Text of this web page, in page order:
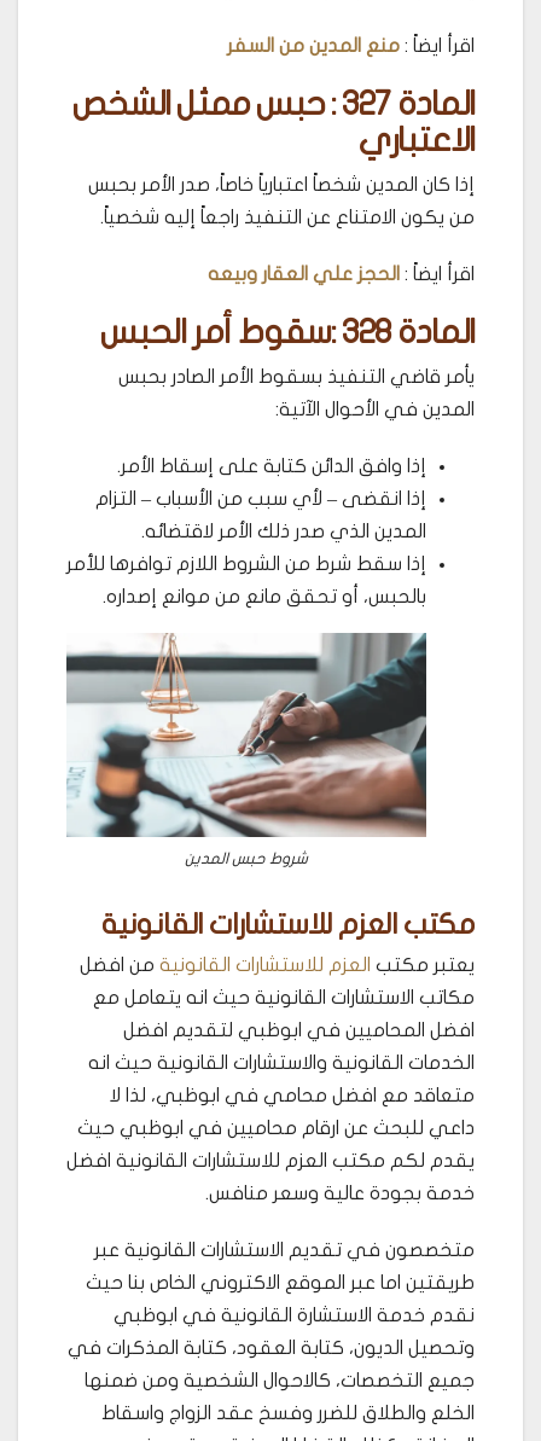
اقرأ ايضاً : منع المدين من السفر
المادة 327 : حبس ممثل الشخص
الاعتباري
إذا كان المدين شخصاً اعتبارياً خاصاً، صدر الأمر بحبس
من يكون الامتناع عن التنفيذ راجعاً إليه شخصياً.
اقرأ ايضاً : الحجز علي العقار وبيعه
المادة 328 : سقوط أمر الحبس
يأمر قاضي التنفيذ بسقوط الأمر الصادر بحبس
المدين في الأحوال الآتية:
إذا وافق الدائن كتابة على إسقاط الأمر.
إذا انقضى – لأي سبب من الأسباب – التزام
المدين الذي صدر ذلك الأمر لاقتضائه.
إذا سقط شرط من الشروط اللازم توافرها للأمر
بالحبس، أو تحقق مانع من موانع إصداره.
شروط حبس المدين
مكتب العزم للاستشارات القانونية
يعتبر مكتب العزم للاستشارات القانونية من افضل
مكاتب الاستشارات القانونية حيث انه يتعامل مع
افضل المحاميين في ابوظبي لتقديم افضل
الخدمات القانونية والاستشارات القانونية حيث انه
متعاقد مع افضل محامي في ابوظبي، لذا لا
داعي للبحث عن ارقام محاميين في ابوظبي حيث
يقدم لكم مكتب العزم للاستشارات القانونية افضل
خدمة بجودة عالية وسعر منافس.
متخصصون في تقديم الاستشارات القانونية عبر
طريقتين اما عبر الموقع الاكتروني الخاص بنا حيث
نقدم خدمة الاستشارة القانونية في ابوظبي
وتحصيل الديون، كتابة العقود، كتابة المذكرات في
جميع التخصصات، كالاحوال الشخصية ومن ضمنها
الخلع والطلاق للضرر وفسخ عقد الزواج واسقاط